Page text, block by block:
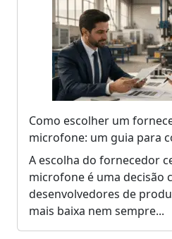
Como escolher um
microfone: um guia para
A escolha do fornecedor
microfone é uma decisão
desenvolvedores de
mais baixa nem sempre...